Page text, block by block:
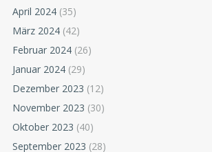
April 2024 (35)
März 2024 (42)
Februar 2024 (26)
Januar 2024 (29)
Dezember 2023 (12)
November 2023 (30)
Oktober 2023 (40)
September 2023 (28)